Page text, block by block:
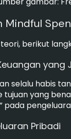
Mindful
berikut
yang
selalu habis
tujuan yang
pada
Pribadi